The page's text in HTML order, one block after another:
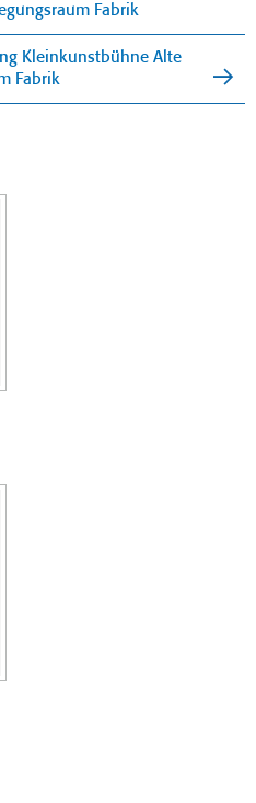
Fabrik
Kleinkunstbühne Alte
Fabrik